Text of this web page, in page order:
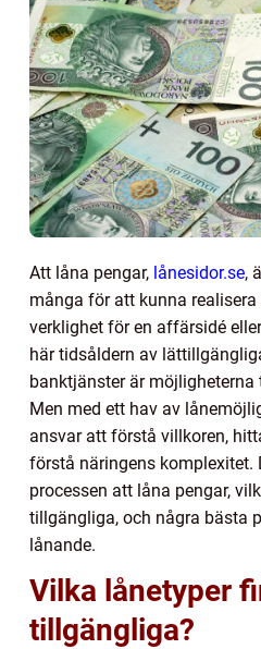
Att låna pengar, lånesidor.se,
många för att kunna
verklighet för en affärsidé
här tidsåldern av
banktjänster är
Men med ett hav av
ansvar att förstå villkoren,
förstå näringens komplexitet.
processen att låna pengar,
tillgängliga, och några bästa
lånande.
Vilka lånetyper
tillgängliga?